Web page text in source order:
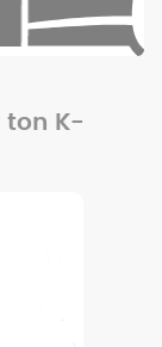
ton K-